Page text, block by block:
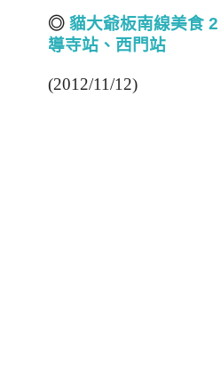
◎ 貓大爺板南線美食 2
導寺站、西門站
(2012/11/12)